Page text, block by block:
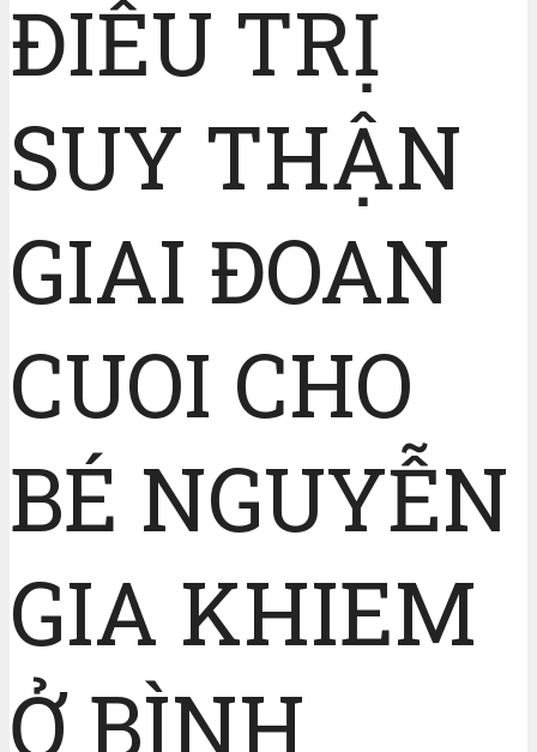
ĐIỀU TRỊ
SUY THẬN
GIAI ĐOAN
CUOI CHO
BÉ NGUYỄN
GIA KHIEM
Ở BÌNH